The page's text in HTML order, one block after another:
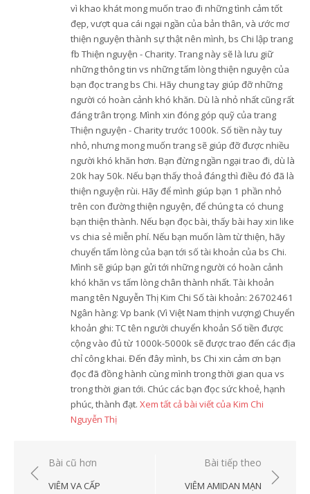
vì khao khát mong muốn trao đi những tình cảm tốt
đẹp, vượt qua cái ngại ngần của bản thân, và ước mơ
thiện nguyện thành sự thật nên mình, bs Chi lập trang
fb Thiện nguyện - Charity. Trang này sẽ là lưu giữ
những thông tin vs những tấm lòng thiện nguyện của
bạn đọc trang bs Chi. Hãy chung tay giúp đỡ những
người có hoàn cảnh khó khăn. Dù là nhỏ nhất cũng rất
đáng trân trọng. Mình xin đóng góp quỹ của trang
Thiện nguyện - Charity trước 1000k. Số tiền này tuy
nhỏ, nhưng mong muốn trang sẽ giúp đỡ được nhiều
người khó khăn hơn. Bạn đừng ngần ngại trao đi, dù là
20k hay 50k. Nếu bạn thấy thoả đáng thì điều đó đã là
thiện nguyện rùi. Hãy để mình giúp bạn 1 phần nhỏ
trên con đường thiện nguyện, để chúng ta có chung
bạn thiện thành. Nếu bạn đọc bài, thấy bài hay xin like
vs chia sẻ miễn phí. Nếu bạn muốn làm từ thiện, hãy
chuyển tấm lòng của bạn tới số tài khoản của bs Chi.
Mình sẽ giúp bạn gửi tới những người có hoàn cảnh
khó khăn vs tấm lòng chân thành nhất. Tài khoản
mang tên Nguyễn Thị Kim Chi Số tài khoản: 26702461
Ngân hàng: Vp bank (Vì Việt Nam thịnh vượng) Chuyển
khoản ghi: TC tên người chuyển khoản Số tiền được
cộng vào đủ từ 1000k-5000k sẽ được trao đến các địa
chỉ công khai. Đến đây mình, bs Chi xin cảm ơn bạn
đọc đã đồng hành cùng mình trong thời gian qua vs
trong thời gian tới. Chúc các bạn đọc sức khoẻ, hạnh
phúc, thành đạt. Xem tất cả bài viết của Kim Chi
Nguyễn Thị
Điều
hướng
Bài cũ hơn
VIÊM VA CẤP
Bài tiếp theo
VIÊM AMIDAN MẠN